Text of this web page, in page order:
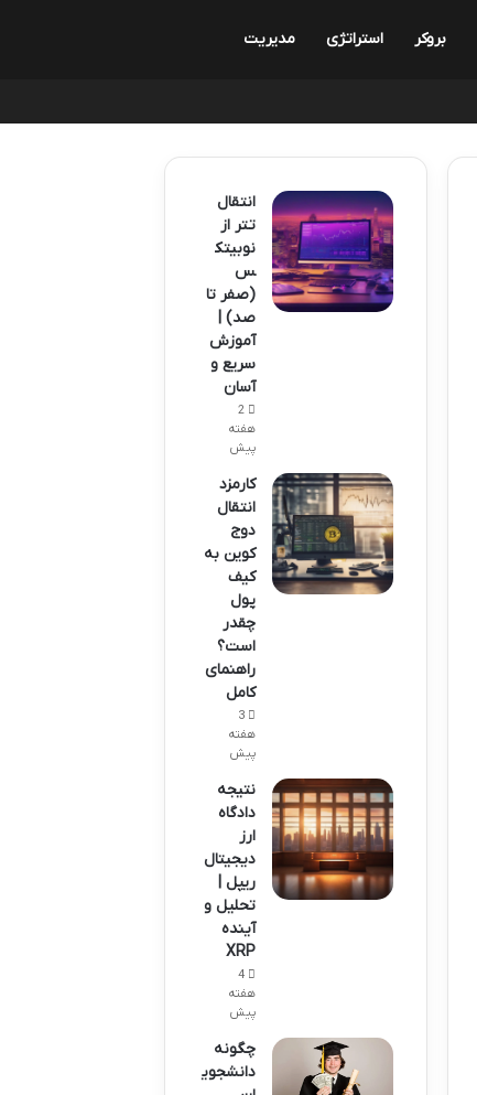
بروکر استراتژی مدیریت
انتقال
تتر از
نوبیتک
س
(صفر تا
صد) |
آموزش
سریع و
آسان
2
هفته
پیش
کارمزد
انتقال
دوج
کوین به
کیف
پول
چقدر
است؟
راهنمای
کامل
3
هفته
پیش
نتیجه
دادگاه
ارز
دیجیتال
ریپل |
تحلیل و
آینده
XRP
4
هفته
پیش
چگونه
دانشجوی